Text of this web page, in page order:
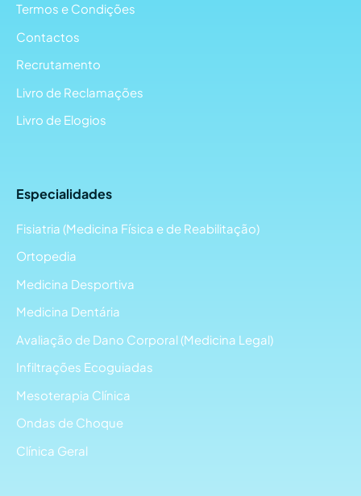
Termos e Condições
Contactos
Recrutamento
Livro de Reclamações
Livro de Elogios
Especialidades
Fisiatria (Medicina Física e de Reabilitação)
Ortopedia
Medicina Desportiva
Medicina Dentária
Avaliação de Dano Corporal (Medicina Legal)
Infiltrações Ecoguiadas
Mesoterapia Clínica
Ondas de Choque
Clínica Geral